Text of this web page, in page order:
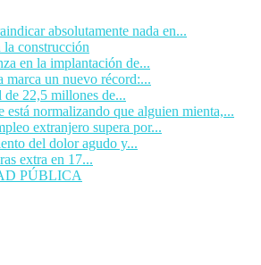
absolutamente nada en...
construcción
en la implantación de...
marca un nuevo récord:...
de 22,5 millones de...
está normalizando que alguien mienta,...
extranjero supera por...
del dolor agudo y...
extra en 17...
PÚBLICA